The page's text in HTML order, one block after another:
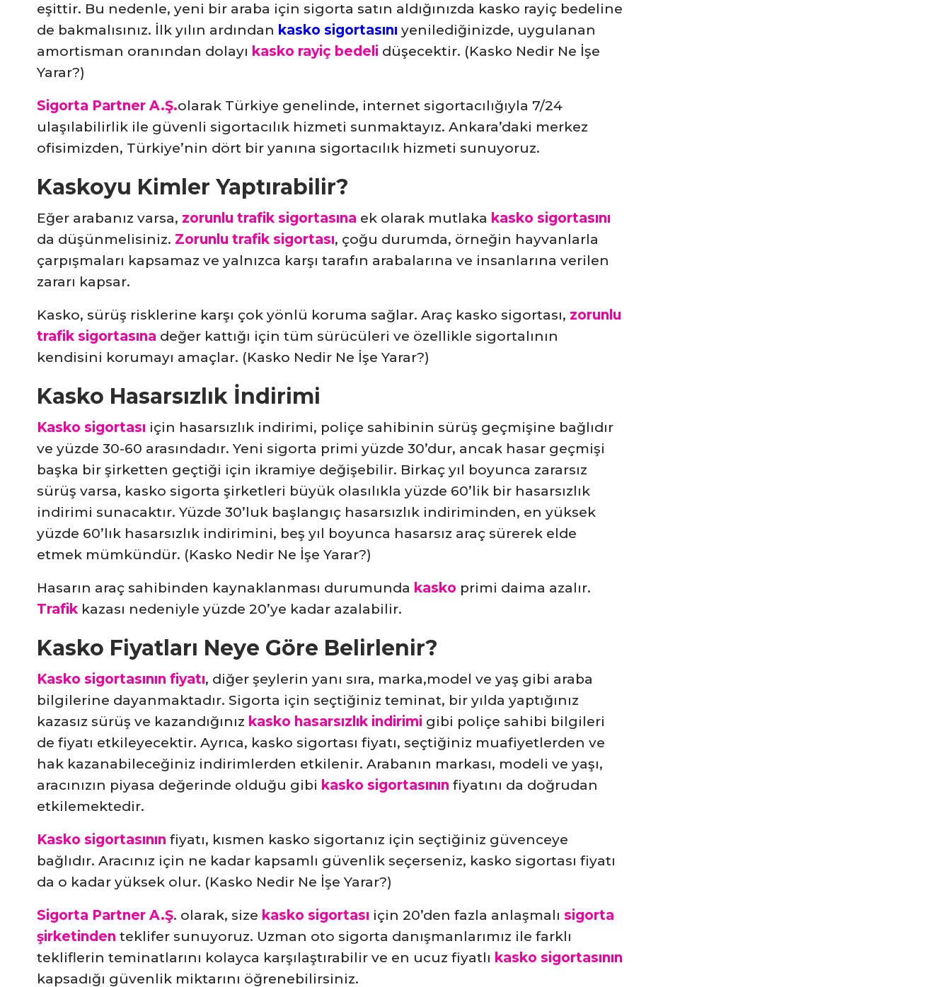
eşittir. Bu nedenle, yeni bir araba için sigorta satın aldığınızda kasko rayiç bedeline
de bakmalısınız. İlk yılın ardından kasko sigortasını yenilediğinizde, uygulanan
amortisman oranından dolayı kasko rayiç bedeli düşecektir. (Kasko Nedir Ne İşe
Yarar?)
Sigorta Partner A.Ş.olarak Türkiye genelinde, internet sigortacılığıyla 7/24
ulaşılabilirlik ile güvenli sigortacılık hizmeti sunmaktayız. Ankara’daki merkez
ofisimizden, Türkiye’nin dört bir yanına sigortacılık hizmeti sunuyoruz.
Kaskoyu Kimler Yaptırabilir?
Eğer arabanız varsa, zorunlu trafik sigortasına ek olarak mutlaka kasko sigortasını
da düşünmelisiniz. Zorunlu trafik sigortası, çoğu durumda, örneğin hayvanlarla
çarpışmaları kapsamaz ve yalnızca karşı tarafın arabalarına ve insanlarına verilen
zararı kapsar.
Kasko, sürüş risklerine karşı çok yönlü koruma sağlar. Araç kasko sigortası, zorunlu
trafik sigortasına değer kattığı için tüm sürücüleri ve özellikle sigortalının
kendisini korumayı amaçlar. (Kasko Nedir Ne İşe Yarar?)
Kasko Hasarsızlık İndirimi
Kasko sigortası için hasarsızlık indirimi, poliçe sahibinin sürüş geçmişine bağlıdır
ve yüzde 30-60 arasındadır. Yeni sigorta primi yüzde 30’dur, ancak hasar geçmişi
başka bir şirketten geçtiği için ikramiye değişebilir. Birkaç yıl boyunca zararsız
sürüş varsa, kasko sigorta şirketleri büyük olasılıkla yüzde 60’lik bir hasarsızlık
indirimi sunacaktır. Yüzde 30’luk başlangıç ​​hasarsızlık indiriminden, en yüksek
yüzde 60’lık hasarsızlık indirimini, beş yıl boyunca hasarsız araç sürerek elde
etmek mümkündür. (Kasko Nedir Ne İşe Yarar?)
Hasarın araç sahibinden kaynaklanması durumunda kasko primi daima azalır.
Trafik kazası nedeniyle yüzde 20’ye kadar azalabilir.
Kasko Fiyatları Neye Göre Belirlenir?
Kasko sigortasının fiyatı, diğer şeylerin yanı sıra, marka,model ve yaş gibi araba
bilgilerine dayanmaktadır. Sigorta için seçtiğiniz teminat, bir yılda yaptığınız
kazasız sürüş ve kazandığınız kasko hasarsızlık indirimi gibi poliçe sahibi bilgileri
de fiyatı etkileyecektir. Ayrıca, kasko sigortası fiyatı, seçtiğiniz muafiyetlerden ve
hak kazanabileceğiniz indirimlerden etkilenir. Arabanın markası, modeli ve yaşı,
aracınızın piyasa değerinde olduğu gibi kasko sigortasının fiyatını da doğrudan
etkilemektedir.
Kasko sigortasının fiyatı, kısmen kasko sigortanız için seçtiğiniz güvenceye
bağlıdır. Aracınız için ne kadar kapsamlı güvenlik seçerseniz, kasko sigortası fiyatı
da o kadar yüksek olur. (Kasko Nedir Ne İşe Yarar?)
Sigorta Partner A.Ş. olarak, size kasko sigortası için 20’den fazla anlaşmalı sigorta
şirketinden teklifer sunuyoruz. Uzman oto sigorta danışmanlarımız ile farklı
tekliflerin teminatlarını kolayca karşılaştırabilir ve en ucuz fiyatlı kasko sigortasının
kapsadığı güvenlik miktarını öğrenebilirsiniz.